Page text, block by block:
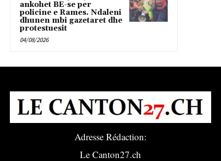
ankohet BE-se per
policine e Rames. Ndaleni
dhunen mbi gazetaret dhe
protestuesit
04/08/2026
Adresse Rédaction:
Le Canton27.ch